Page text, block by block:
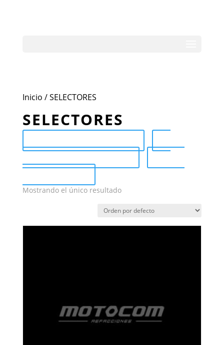
Inicio / SELECTORES
SELECTORES
Mostrando el único resultado